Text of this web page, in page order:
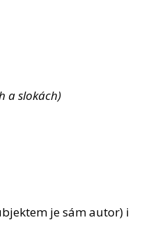
a slokách)
je sám autor) i